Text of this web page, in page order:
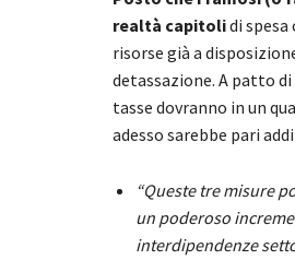
realtà capitolidi spesa
risorse già a
detassazione. A patto
tasse dovranno in un
adesso sarebbe pari
“Queste tre misure
un poderoso
interdipendenze